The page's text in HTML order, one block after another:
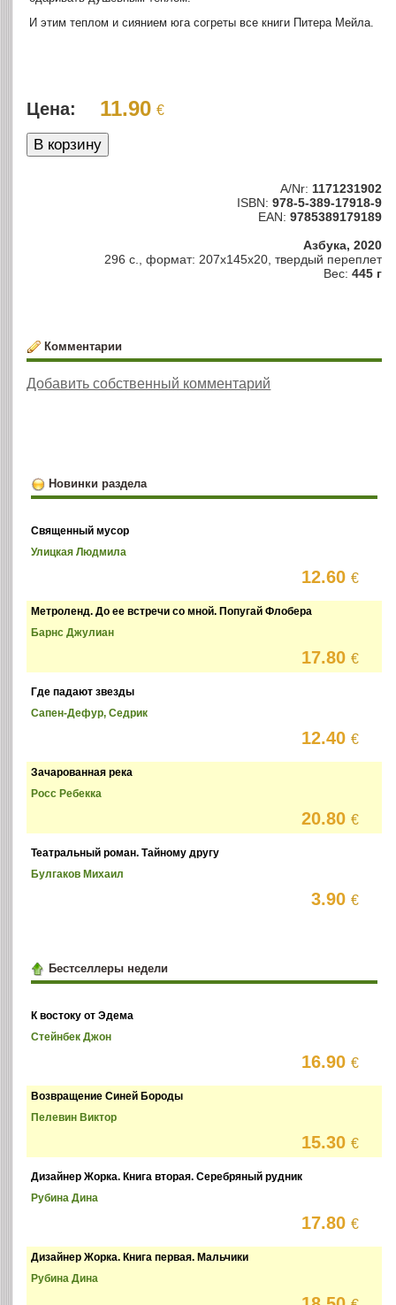
И этим теплом и сиянием юга согреты все книги Питера Мейла.
Цена: 11.90 €
A/Nr: 1171231902
ISBN: 978-5-389-17918-9
EAN: 9785389179189
Азбука, 2020
296 с., формат: 207x145x20, твердый переплет
Вес: 445 г
Комментарии
Добавить собственный комментарий
Новинки раздела
Священный мусор
Улицкая Людмила
12.60€
Метроленд. До ее встречи со мной. Попугай Флобера
Барнс Джулиан
17.80€
Где падают звезды
Сапен-Дефур, Седрик
12.40€
Зачарованная река
Росс Ребекка
20.80€
Театральный роман. Тайному другу
Булгаков Михаил
3.90€
Бестселлеры недели
К востоку от Эдема
Стейнбек Джон
16.90€
Возвращение Синей Бороды
Пелевин Виктор
15.30€
Дизайнер Жорка. Книга вторая. Серебряный рудник
Рубина Дина
17.80€
Дизайнер Жорка. Книга первая. Мальчики
Рубина Дина